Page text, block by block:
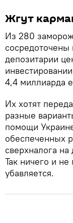
Жгут
Из 280
депозитарии
4,4 миллиарда
Их хотят
разные
помощи
обеспеченных
сверхналога
Так ничего и
убавляется.